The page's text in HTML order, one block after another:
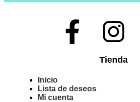
Tienda
Inicio
Lista de deseos
Mi cuenta